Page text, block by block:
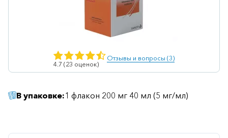
Гематологические
Гепатопротекторы
Гинекология
4.7 (23 оценок)
Отзывы и вопросы (3)
В упаковке:1 флакон 200 мг 40 мл (5 мг/мл)